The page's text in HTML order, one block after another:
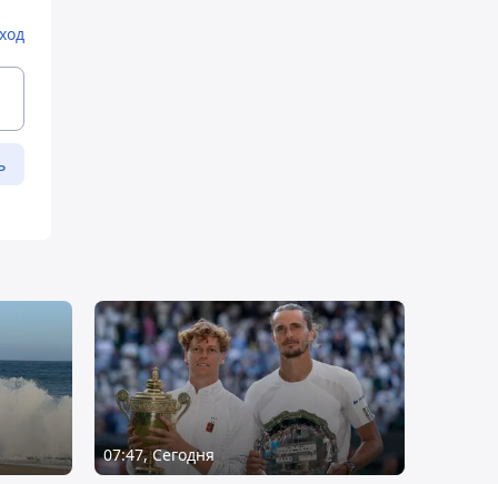
07:47, Сегодня